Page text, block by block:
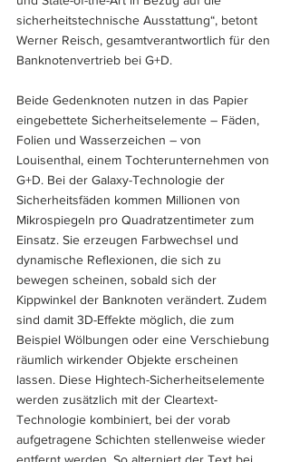
sicherheitstechnische Ausstattung“, betont
Werner Reisch, gesamtverantwortlich für den
Banknotenvertrieb bei G+D.
Beide Gedenknoten nutzen in das Papier
eingebettete Sicherheitselemente – Fäden,
Folien und Wasserzeichen – von
Louisenthal, einem Tochterunternehmen von
G+D. Bei der Galaxy-Technologie der
Sicherheitsfäden kommen Millionen von
Mikrospiegeln pro Quadratzentimeter zum
Einsatz. Sie erzeugen Farbwechsel und
dynamische Reflexionen, die sich zu
bewegen scheinen, sobald sich der
Kippwinkel der Banknoten verändert. Zudem
sind damit 3D-Effekte möglich, die zum
Beispiel Wölbungen oder eine Verschiebung
räumlich wirkender Objekte erscheinen
lassen. Diese Hightech-Sicherheitselemente
werden zusätzlich mit der Cleartext-
Technologie kombiniert, bei der vorab
aufgetragene Schichten stellenweise wieder